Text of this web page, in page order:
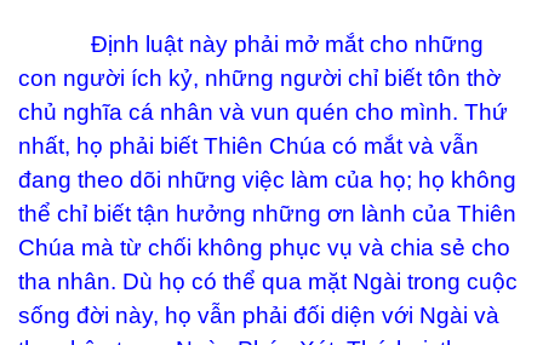
Định luật này phải mở mắt cho những
con người ích kỷ, những người chỉ biết tôn thờ
chủ nghĩa cá nhân và vun quén cho mình. Thứ
nhất, họ phải biết Thiên Chúa có mắt và vẫn
đang theo dõi những việc làm của họ; họ không
thể chỉ biết tận hưởng những ơn lành của Thiên
Chúa mà từ chối không phục vụ và chia sẻ cho
tha nhân. Dù họ có thể qua mặt Ngài trong cuộc
sống đời này, họ vẫn phải đối diện với Ngài và